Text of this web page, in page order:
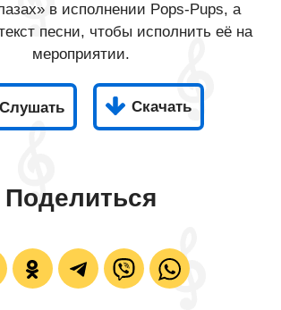
в исполнении Pops-Pups, а
песни, чтобы исполнить её на
мероприятии.
Слушать Скачать
Поделиться